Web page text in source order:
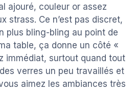
ajouré, couleur or assez
strass. Ce n’est pas discret,
plus bling-bling au point de
table, ça donne un côté «
immédiat, surtout quand tout
verres un peu travaillés et
aimez les ambiances très